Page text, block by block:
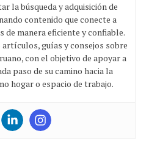
la búsqueda y adquisición de
contenido que conecte a
de manera eficiente y confiable.
guías y consejos sobre
con el objetivo de apoyar a
paso de su camino hacia la
hogar o espacio de trabajo.